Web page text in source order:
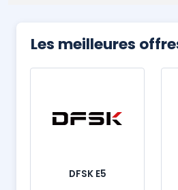
Les meilleures
DFSK E5